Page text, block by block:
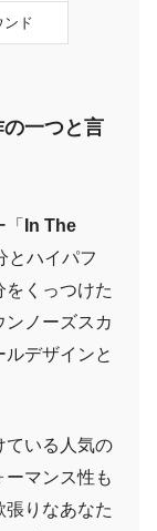
ンド
の一つと言
In The
とハイパフ
をくっつけた
ノーズスカ
デザインと
ている人気の
ーマンス性も
りなあなた